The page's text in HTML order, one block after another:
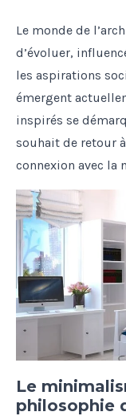
Le monde de
d’évoluer,
les aspirations
émergent
inspirés se
souhait de retour
connexion avec la
Le
philosophie